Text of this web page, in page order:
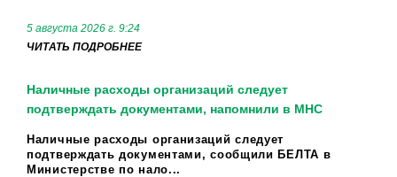
5 августа 2026 г. 9:24
ЧИТАТЬ ПОДРОБНЕЕ
Наличные расходы организаций следует
подтверждать документами, напомнили в МНС
Наличные расходы организаций следует
подтверждать документами, сообщили БЕЛТА в
Министерстве по нало...